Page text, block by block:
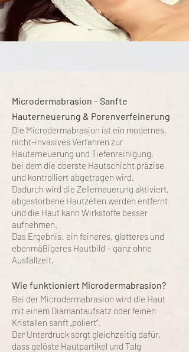
Microdermabrasion – Sanfte
Hauterneuerung & Porenverfeinerung
Die Microdermabrasion ist ein modernes,
nicht-invasives Verfahren zur
Hauterneuerung und Tiefenreinigung,
bei dem die oberste Hautschicht präzise
und kontrolliert abgetragen wird.
Dadurch wird die Zellerneuerung aktiviert,
abgestorbene Hautzellen werden entfernt
und die Haut kann Wirkstoffe besser
aufnehmen.
Das Ergebnis: ein feineres, glatteres und
ebenmäßigeres Hautbild – ganz ohne
Ausfallzeit.
Wie funktioniert Microdermabrasion?
Bei der Microdermabrasion wird die Haut
mit einem Diamantaufsatz oder feinen
Kristallen sanft „poliert“.
Der Unterdruck sorgt gleichzeitig dafür,
dass gelöste Hautpartikel und Talg